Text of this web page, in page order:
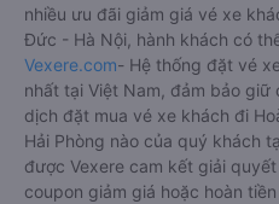
nhiều ưu đãi giảm giá vé xe
Đức - Hà Nội, hành khách có
Vexere.com- Hệ thống đặt vé
nhất tại Việt Nam, đảm bảo
dịch đặt mua vé xe khách đi
Hải Phòng nào của quý khách
được Vexere cam kết giải
coupon giảm giá hoặc hoàn